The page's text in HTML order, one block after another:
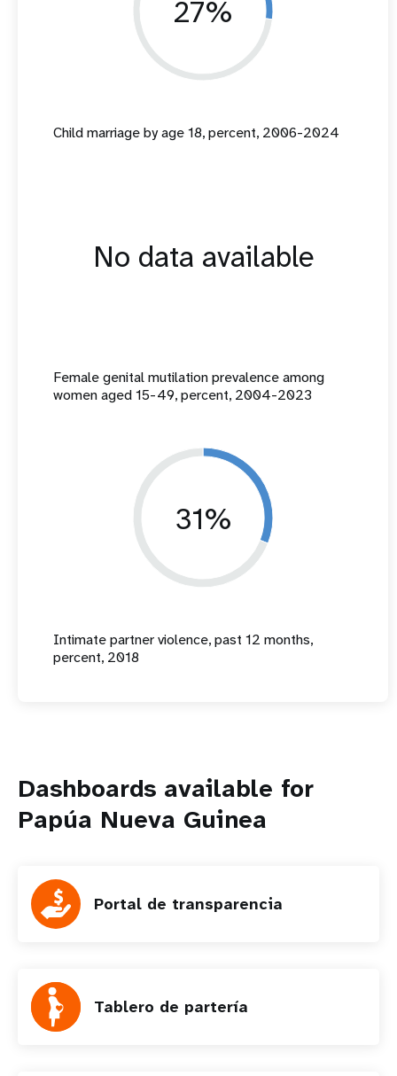
27%
Child marriage by age 18, percent, 2006-2024
No data available
Female genital mutilation prevalence among
women aged 15-49, percent, 2004-2023
31%
Intimate partner violence, past 12 months,
percent, 2018
Dashboards available for
Papúa Nueva Guinea
Portal de transparencia
Tablero de partería